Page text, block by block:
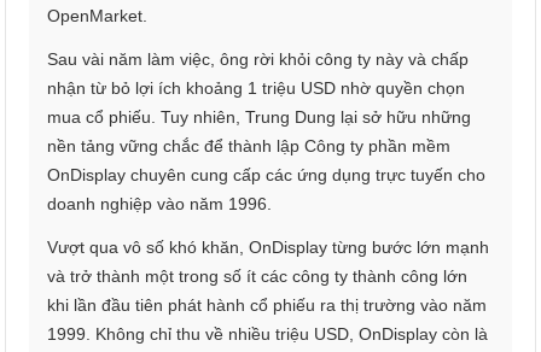
OpenMarket.
Sau vài năm làm việc, ông rời khỏi công ty này và chấp
nhận từ bỏ lợi ích khoảng 1 triệu USD nhờ quyền chọn
mua cổ phiếu. Tuy nhiên, Trung Dung lại sở hữu những
nền tảng vững chắc để thành lập Công ty phần mềm
OnDisplay chuyên cung cấp các ứng dụng trực tuyến cho
doanh nghiệp vào năm 1996.
Vượt qua vô số khó khăn, OnDisplay từng bước lớn mạnh
và trở thành một trong số ít các công ty thành công lớn
khi lần đầu tiên phát hành cổ phiếu ra thị trường vào năm
1999. Không chỉ thu về nhiều triệu USD, OnDisplay còn là